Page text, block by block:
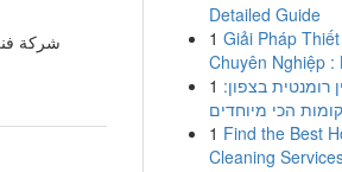
شركة
Detailed Guide
1 Giải Pháp
Chuyên Nghiệp :
1 רומנטית בצפון:
הכי מיוחדים
1 Find the Best
Cleaning